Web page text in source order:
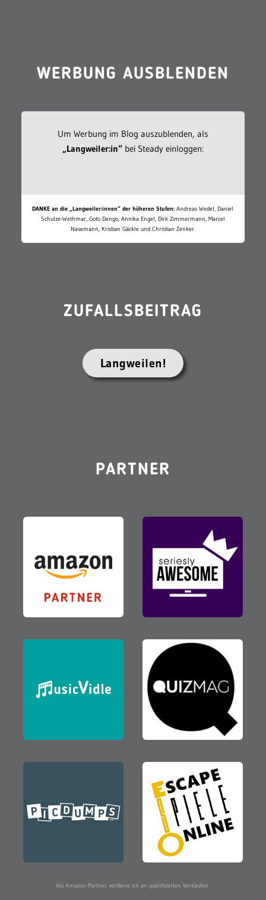
WERBUNG AUSBLENDEN
Um Werbung im Blog auszublenden, als
„Langweiler:in“bei Steady einloggen:
DANKE an die „Langweiler:innen“ der höheren Stufen: Andreas Wedel, Daniel
Schulze-Wethmar, Goto Dengo, Annika Engel, Dirk Zimmermann, Marcel
Nasemann, Kristian Gäckle und Christian Zenker.
ZUFALLSBEITRAG
Langweilen!
PARTNER
Als Amazon-Partner verdiene ich an qualifizierten Verkäufen.